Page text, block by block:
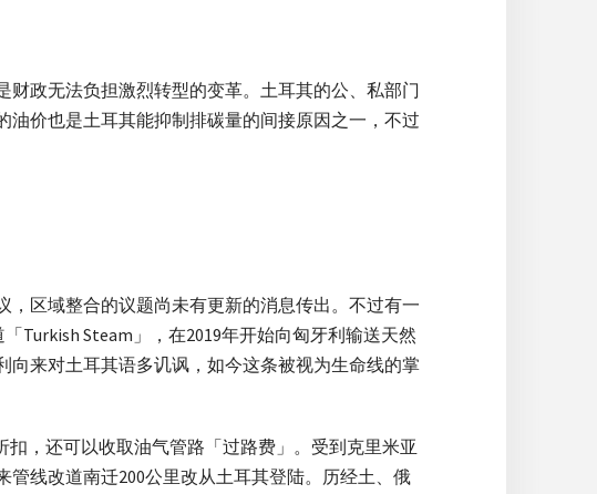
政无法负担激烈转型的变革。土耳其的公、私部门
价也是土耳其能抑制排碳量的间接原因之一，不过
，区域整合的议题尚未有更新的消息传出。不过有一
Turkish Steam」，在2019年开始向匈牙利输送天然
来对土耳其语多讥讽，如今这条被视为生命线的掌
，还可以收取油气管路「过路费」。受到克里米亚
线改道南迁200公里改从土耳其登陆。历经土、俄